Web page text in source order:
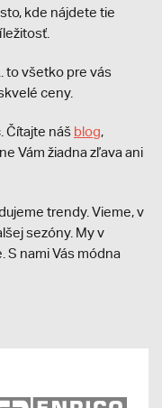
kde nájdete tie
... to všetko pre vás
ceny.
Čítajte náš blog,
Vám žiadna zľava ani
trendy. Vieme, v
sezóny. My v
S nami Vás módna